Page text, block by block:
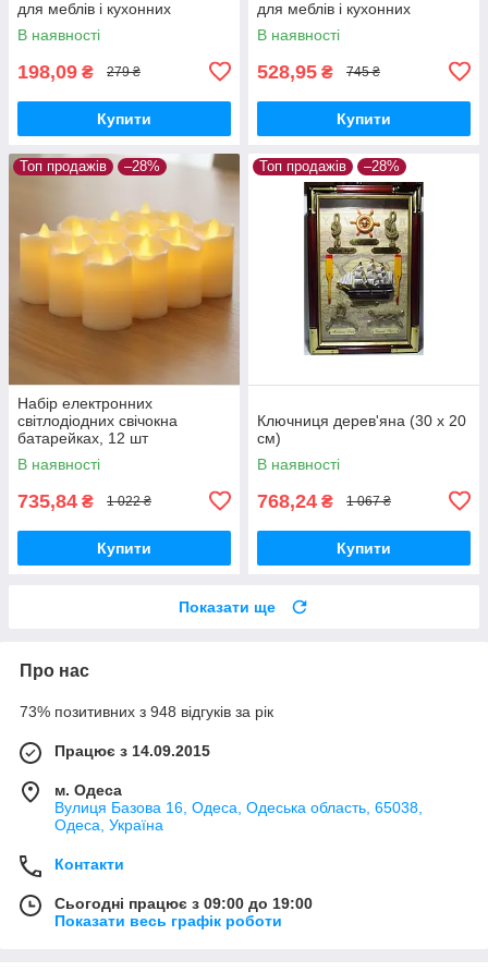
для меблів і кухонних
поверхонь, 2 м × 60 см, 2 шт.
В наявності
198,09 ₴ 279 ₴
Купити
для меблів і кухонних
поверхонь, 3 м × 60 см, 5 шт.
В наявності
528,95 ₴ 745 ₴
Купити
Топ продажів –28%
Набір електронних
світлодіодних свічокна
батарейках, 12 шт
В наявності
735,84 ₴ 1 022 ₴
Купити
Топ продажів –28%
Ключниця дерев'яна (30 х 20
см)
В наявності
768,24 ₴ 1 067 ₴
Купити
Показати ще
Про нас
73% позитивних з 948 відгуків за рік
Працює з 14.09.2015
м. Одеса
Вулиця Базова 16, Одеса, Одеська область, 65038,
Одеса, Україна
Контакти
Сьогодні працює з 09:00 до 19:00
Показати весь графік роботи